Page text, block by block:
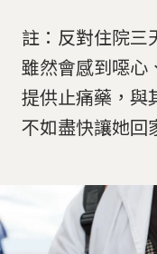
註：反對住院三
雖然會感到噁心
提供止痛藥，與
不如盡快讓她回